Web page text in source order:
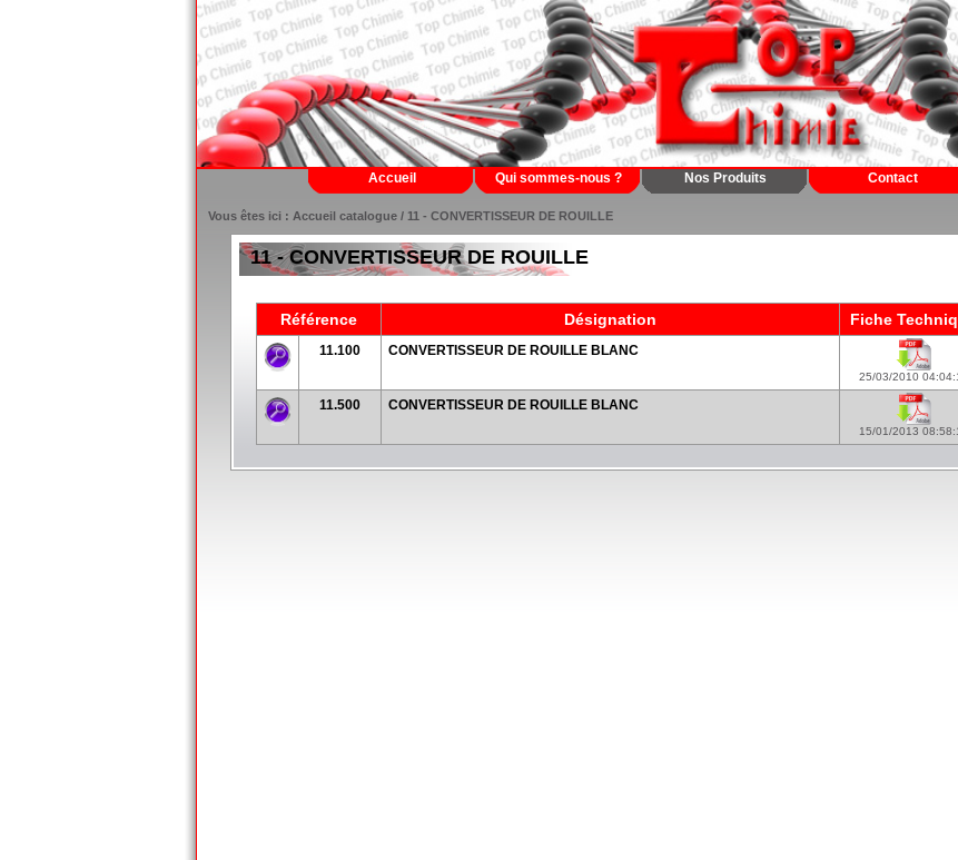
Accueil Qui sommes-nous ? Nos Produits Contact
Vous êtes ici : Accueil catalogue / 11 - CONVERTISSEUR DE ROUILLE
11 - CONVERTISSEUR DE ROUILLE
Référence Désignation Fiche
11.100 CONVERTISSEUR DE ROUILLE BLANC
25/03/2010
11.500 CONVERTISSEUR DE ROUILLE BLANC
15/01/2013